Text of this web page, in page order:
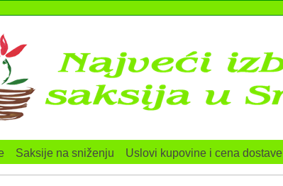
Saksije na sniženju Uslovi kupovine i cena dostave